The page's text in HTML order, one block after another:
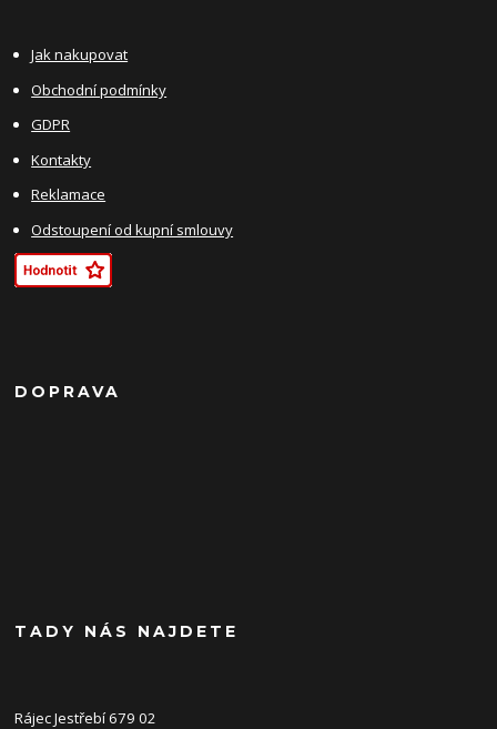
Jak nakupovat
Obchodní podmínky
GDPR
Kontakty
Reklamace
Odstoupení od kupní smlouvy
DOPRAVA
TADY NÁS NAJDETE
Rájec Jestřebí 679 02